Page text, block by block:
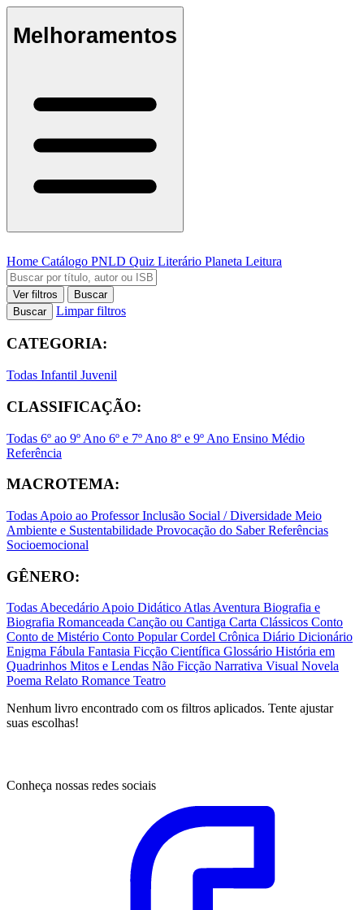
Melhoramentos
Home Catálogo PNLD Quiz Literário Planeta Leitura
Ver filtros
Buscar
Buscar
Limpar filtros
CATEGORIA:
Todas Infantil Juvenil
CLASSIFICAÇÃO:
Todas 6º ao 9º Ano 6º e 7º Ano 8º e 9º Ano Ensino Médio
Referência
MACROTEMA:
Todas Apoio ao ProfessorInclusão Social / Diversidade Meio
Ambiente e Sustentabilidade Provocação do SaberReferências
Socioemocional
GÊNERO:
TodasAbecedárioApoio DidáticoAtlasAventura Biografia e
Biografia Romanceada Canção ou Cantiga Carta Clássicos Conto
Conto de Mistério Conto PopularCordel Crônica Diário Dicionário
Enigma Fábula Fantasia Ficção Científica Glossário História em
Quadrinhos Mitos e Lendas Não Ficção Narrativa Visual Novela
Poema Relato Romance Teatro
Nenhum livro encontrado com os filtros aplicados. Tente ajustar
suas escolhas!
Conheça nossas redes sociais